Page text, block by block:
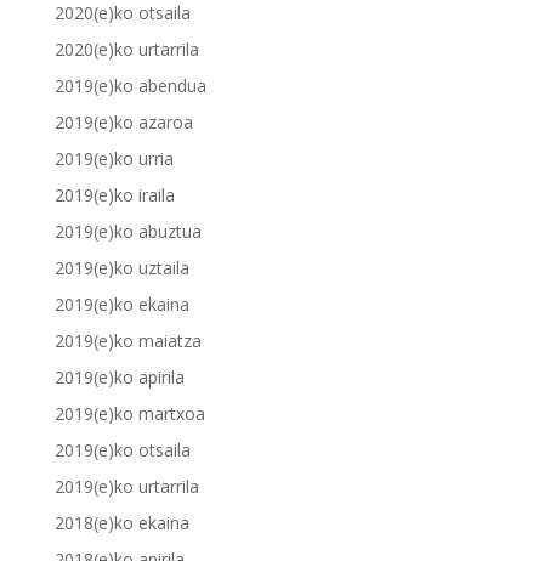
2020(e)ko otsaila
2020(e)ko urtarrila
2019(e)ko abendua
2019(e)ko azaroa
2019(e)ko urria
2019(e)ko iraila
2019(e)ko abuztua
2019(e)ko uztaila
2019(e)ko ekaina
2019(e)ko maiatza
2019(e)ko apirila
2019(e)ko martxoa
2019(e)ko otsaila
2019(e)ko urtarrila
2018(e)ko ekaina